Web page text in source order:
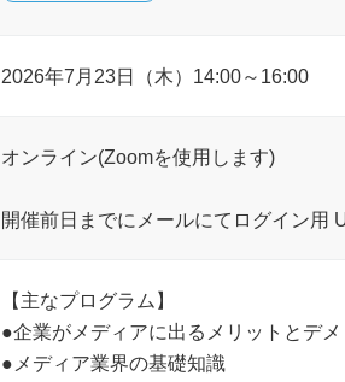
2026年7月23日（木）14:00～16:00
オンライン(Zoomを使用します)
開催前日までにメールにてログイン用
【主なプログラム】
●企業がメディアに出るメリットとデメ
●メディア業界の基礎知識